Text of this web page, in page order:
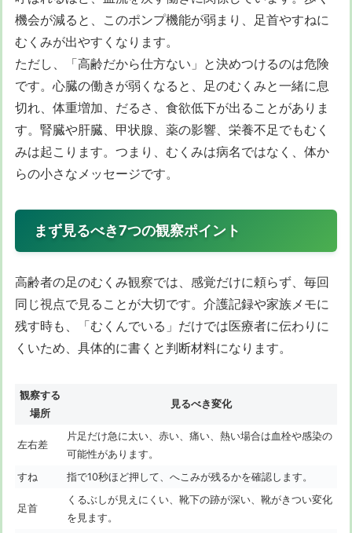
機会が減ると、このポンプ機能が弱まり、足首やすねに
むくみが出やすくなります。
ただし、「高齢だから仕方ない」と決めつけるのは危険
です。心臓の働きが弱くなると、足のむくみと一緒に息
切れ、体重増加、だるさ、食欲低下が出ることがありま
す。腎臓や肝臓、甲状腺、薬の影響、栄養不足でもむく
みは起こります。つまり、むくみは病名ではなく、体か
らの小さなメッセージです。
まず見るべき7つの観察ポイント
高齢者の足のむくみ観察では、感覚だけに頼らず、毎回
同じ視点で見ることが大切です。介護記録や家族メモに
残す時も、「むくんでいる」だけでは医療者に伝わりに
くいため、具体的に書くと判断材料になります。
観察する
場所
見るべき変化
左右差
片足だけ急に太い、赤い、痛い、熱い場合は血栓や感染の
可能性があります。
すね
指で10秒ほど押して、へこみが残るかを確認します。
足首
くるぶしが見えにくい、靴下の跡が深い、靴がきつい変化
を見ます。